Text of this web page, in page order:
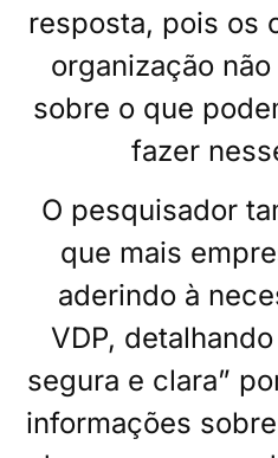
resposta, pois os
organização
sobre o que
fazer
O pesquisador
que mais
aderindo à
VDP,
segura e clara”
informações